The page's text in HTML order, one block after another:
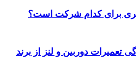
ابری برای کدام شرکت است؟
تعمیرات دوربین و لنز از برند